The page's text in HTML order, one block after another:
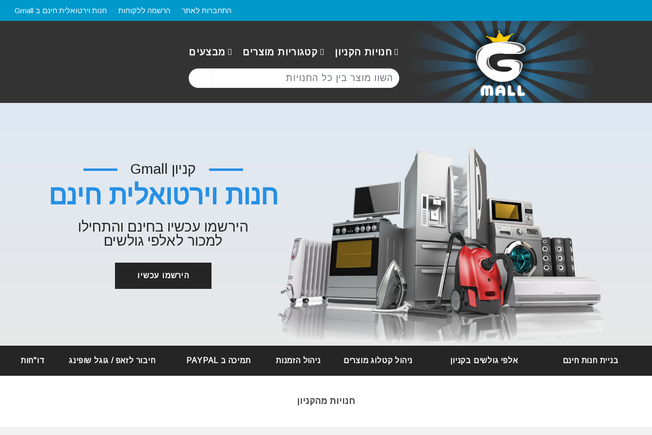
התחברות לאתר הרשמה ללקוחות חנות וירטואלית חינם ב Gmall
חנויות הקניון קטגוריות מוצרים מבצעים
קניון Gmall
חנות וירטואלית חינם
הירשמו עכשיו בחינם והתחילו
למכור לאלפי גולשים
הירשמו עכשיו
בניית חנות חינם אלפי גולשים בקניון ניהול קטלוג מוצרים ניהול הזמנות תמיכה ב PAYPAL חיבור לזאפ / גוגל שופינג דו"חות
חנויות מהקניון